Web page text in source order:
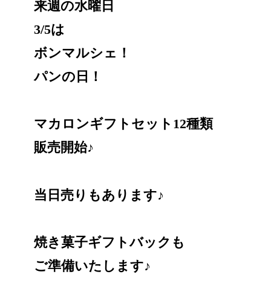
来週の水曜日
3/5は
ボンマルシェ！
パンの日！
マカロンギフトセット12種類
販売開始♪
当日売りもあります♪
焼き菓子ギフトバックも
ご準備いたします♪